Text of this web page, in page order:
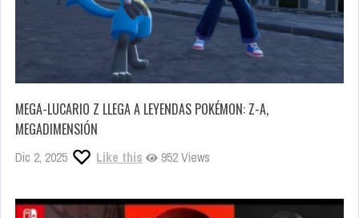
MEGA-LUCARIO Z LLEGA A LEYENDAS POKÉMON: Z-A,
MEGADIMENSIÓN
Dic 2, 2025 Like this 952 Views